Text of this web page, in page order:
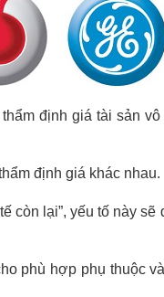
định giá tài sản
định giá khác nhau.
còn lại”, yếu tố này
phù hợp phụ thuộc